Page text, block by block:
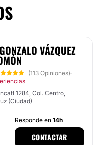
VÁZQUEZ
(113 Opiniones)·
1284, Col. Centro,
(Ciudad)
Responde en 14h
CONTACTAR